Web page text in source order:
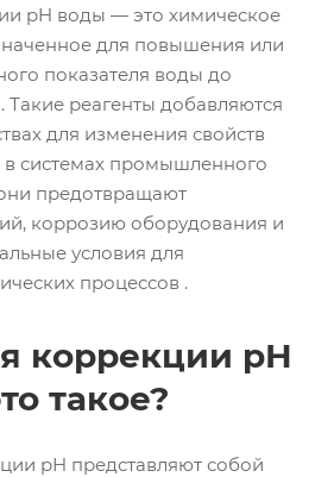
pH воды — это химическое
для повышения или
показателя воды до
Такие реагенты добавляются
для изменения свойств
в системах промышленного
предотвращают
коррозию оборудования и
условия для
процессов .
коррекции pH
такое?
pH представляют собой